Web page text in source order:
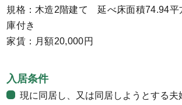
規格：木造2階建て 延べ床面積74.94
庫付き
家賃：月額20,000円
入居条件
現に同居し、又は同居しようとする夫